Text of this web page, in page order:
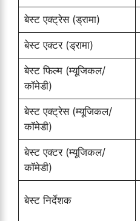
बेस्ट एक्ट्रेस (ड्रामा)
बेस्ट एक्टर (ड्रामा)
बेस्ट फिल्म (म्यूजिकल/
कॉमेडी)
बेस्ट एक्ट्रेस (म्यूजिकल/
कॉमेडी)
बेस्ट एक्टर (म्यूजिकल/
कॉमेडी)
बेस्ट निर्देशक